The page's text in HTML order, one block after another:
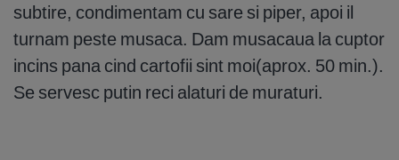
subtire, condimentam cu sare si piper, apoi il
turnam peste musaca. Dam musacaua la cuptor
incins pana cind cartofii sint moi(aprox. 50 min.).
Se servesc putin reci alaturi de muraturi.